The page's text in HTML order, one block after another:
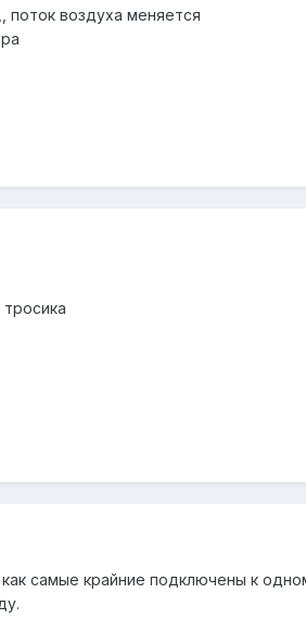
поток воздуха меняется
самые крайние подключены к